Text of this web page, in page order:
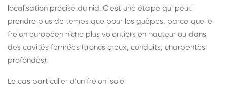
localisation précise du nid. C'est une étape qui peut
prendre plus de temps que pour les guêpes, parce que le
frelon européen niche plus volontiers en hauteur ou dans
des cavités fermées (troncs creux, conduits, charpentes
profondes).
Le cas particulier d'un frelon isolé